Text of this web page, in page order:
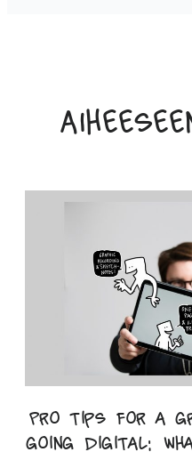
Pro tips for a
going digital: